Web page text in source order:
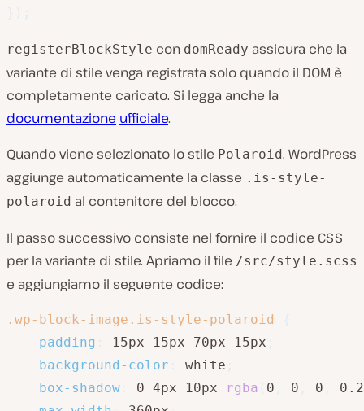
registerBlockStyle con domReady assicura che la
variante di stile venga registrata solo quando il DOM è
completamente caricato. Si legga anche la
documentazione ufficiale.
Quando viene selezionato lo stile Polaroid, WordPress
aggiunge automaticamente la classe .is-style-
polaroid al contenitore del blocco.
Il passo successivo consiste nel fornire il codice CSS
per la variante di stile. Apriamo il file /src/style.scss
e aggiungiamo il seguente codice:
.wp-block-image.is-style-polaroid
padding
15px 15px 70px 15px
background-color
white
box-shadow
0 4px 10px rgba 0 0 0
0.2